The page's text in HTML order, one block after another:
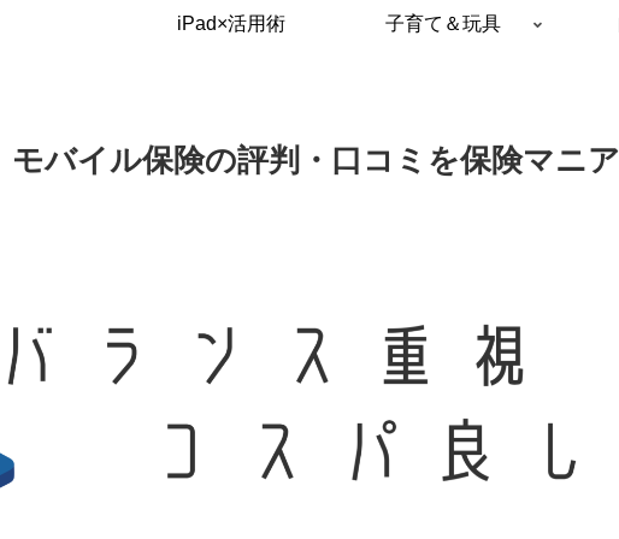
iPad×活用術 子育て＆玩具
モバイル保険の評判・口コミを保険マニ